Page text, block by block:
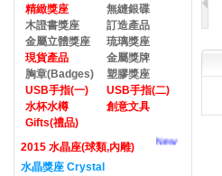
精緻獎座
無縫銀碟
木證書獎座
訂造產品
金屬立體獎座
琉璃獎座
現貨產品
金屬獎牌
胸章(Badges)
塑膠獎座
USB手指(一)
USB手指(二)
水杯水樽
創意文具
Gifts(禮品)
2015 水晶座(球類,內雕)
New
水晶獎座 Crystal